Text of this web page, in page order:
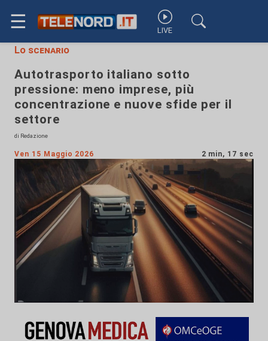
☰ LIVE
Lo scenario
Autotrasporto italiano sotto
pressione: meno imprese, più
concentrazione e nuove sfide per il
settore
di Redazione
Ven 15 Maggio 2026 2 min, 17 sec